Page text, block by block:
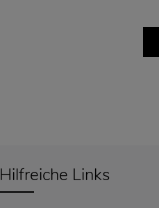
Hilfreiche Links